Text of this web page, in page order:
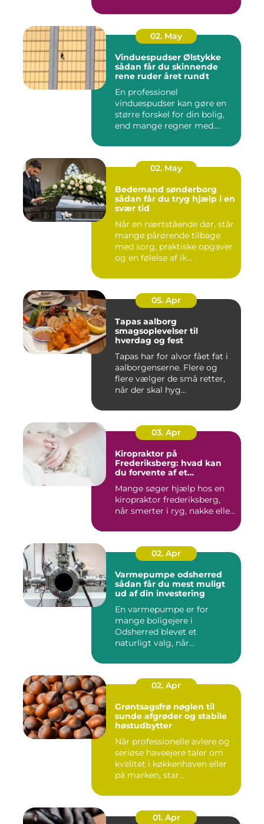
02. May
Vinduespudser Ølstykke
sådan får du skinnende
rene ruder året rundt
En professionel
vinduespudser kan gøre en
større forskel for din bolig,
end mange regner med.
02. May
Bedemand sønderborg
sådan får du tryg hjælp i en
svær tid
Når en nærtstående dør, står
mange pårørende tilbage
med sorg, praktiske opgaver
og en følelse af ik...
05. Apr
Tapas aalborg
smagsoplevelser til
hverdag og fest
Tapas har for alvor fået fat i
aalborgenserne. Flere og
flere vælger de små retter,
når der skal hyg...
03. Apr
Kiropraktor på
Frederiksberg: hvad kan
du forvente af et
Mange søger hjælp hos en
kiropraktor frederiksberg,
når smerter i ryg, nakke elle...
02. Apr
Varmepumpe odsherred
sådan får du mest muligt
ud af din investering
En varmepumpe er for
mange boligejere i
Odsherred blevet et
naturligt valg, når
02. Apr
Grøntsagsfrø nøglen til
sunde afgrøder og stabile
høstudbytter
Når professionelle avlere og
seriøse haveejere taler om
kvalitet i køkkenhaven eller
på marken, star...
01. Apr